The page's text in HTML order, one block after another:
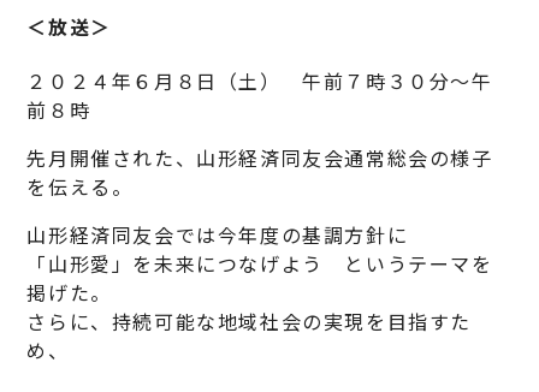
＜放送＞
２０２４年６月８日（土） 午前７時３０分～午
前８時
先月開催された、山形経済同友会通常総会の様子
を伝える。
山形経済同友会では今年度の基調方針に
「山形愛」を未来につなげよう というテーマを
掲げた。
さらに、持続可能な地域社会の実現を目指すた
め、